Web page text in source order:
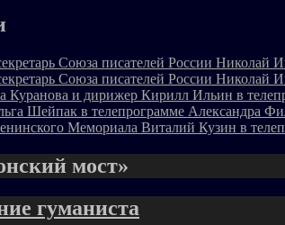
Союза писателей России Николай
Союза писателей России Николай
Куранова и дирижер Кирилл Ильин в
Шейпак в телепрограмме Александра
Мемориала Виталий Кузин в
мост»
гуманиста